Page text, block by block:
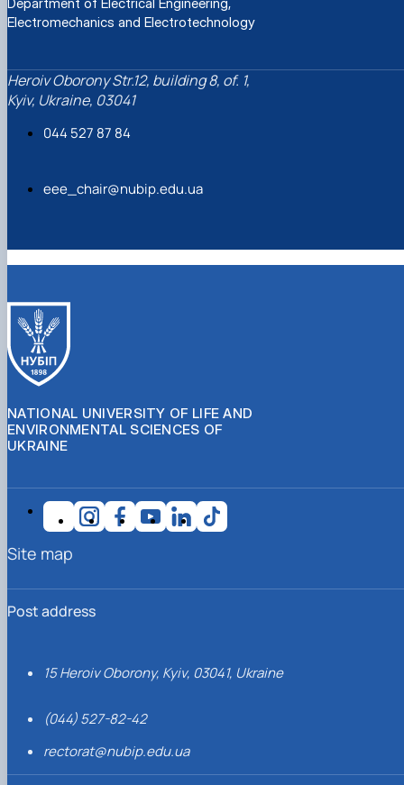
Electromechanics and Electrotechnology
Heroiv Oborony Str.12, building 8, of. 1,
Kyiv, Ukraine, 03041
044 527 87 84
eee_chair@nubip.edu.ua
NATIONAL UNIVERSITY OF LIFE AND
ENVIRONMENTAL SCIENCES OF
UKRAINE
Post address
15 Heroiv Oborony, Kyiv, 03041, Ukraine
(044) 527-82-42
rectorat@nubip.edu.ua
Site map